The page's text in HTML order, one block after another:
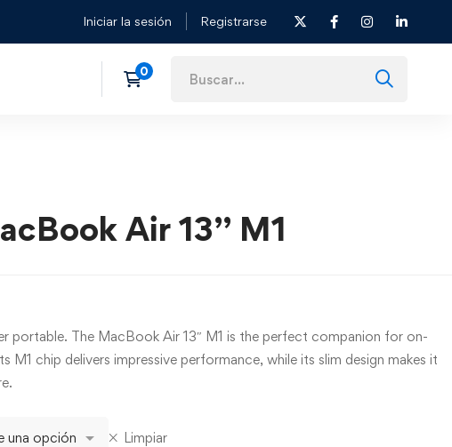
Iniciar la sesión Registrarse
Air 13” M1
portable. The MacBook Air 13″ M1 is the perfect companion for on-
chip delivers impressive performance, while its slim design makes it
Limpiar